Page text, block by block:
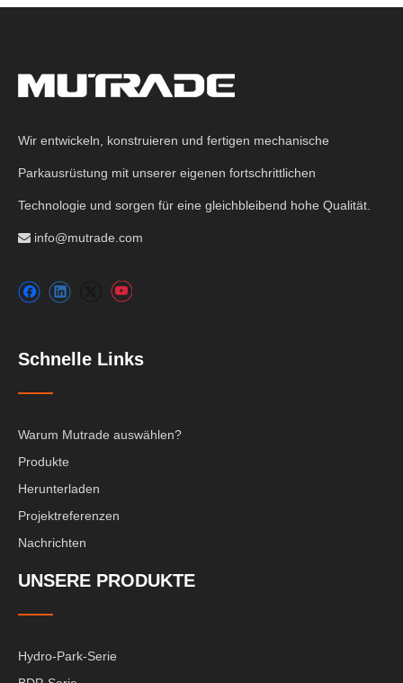
Wir entwickeln, konstruieren und fertigen mechanische
Parkausrüstung mit unserer eigenen fortschrittlichen
Technologie und sorgen für eine gleichbleibend hohe Qualität.
 info@mutrade.com
Schnelle Links
Warum Mutrade auswählen?
Produkte
Herunterladen
Projektreferenzen
Nachrichten
UNSERE PRODUKTE
Hydro-Park-Serie